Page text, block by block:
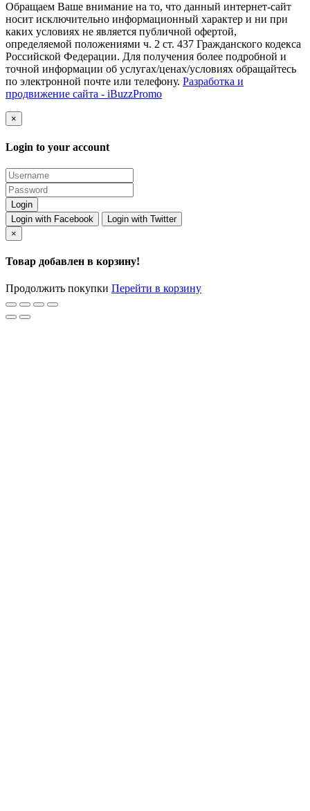
Обращаем Ваше внимание на то, что данный интернет-сайт
носит исключительно информационный характер и ни при
каких условиях не является публичной офертой,
определяемой положениями ч. 2 ст. 437 Гражданского кодекса
Российской Федерации. Для получения более подробной и
точной информации об услугах/ценах/условиях обращайтесь
по электронной почте или телефону. Разработка и
продвижение сайта - iBuzzPromo
×
Login to your account
Login with Facebook
Login with Twitter
×
Товар добавлен в корзину!
Продолжить покупки Перейти в корзину